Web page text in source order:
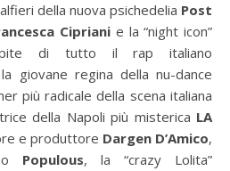
della nuova psichedelia Post
Cipriani e la “night icon”
di tutto il rap italiano
giovane regina della nu-dance
più radicale della scena italiana
della Napoli più misterica LA
e produttore Dargen D’Amico,
Populous, la “crazy Lolita”